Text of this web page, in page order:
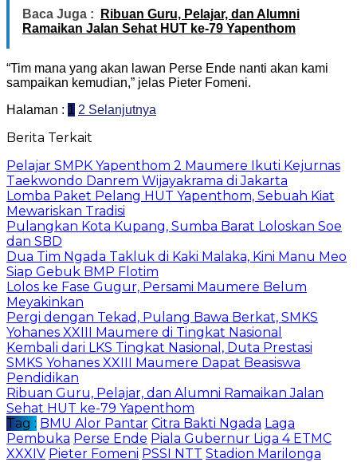
Baca Juga :
Ribuan Guru, Pelajar, dan Alumni
Ramaikan Jalan Sehat HUT ke-79 Yapenthom
“Tim mana yang akan lawan Perse Ende nanti akan kami
sampaikan kemudian,” jelas Pieter Fomeni.
Halaman : 1 2 Selanjutnya
Berita Terkait
Pelajar SMPK Yapenthom 2 Maumere Ikuti Kejurnas
Taekwondo Danrem Wijayakrama di Jakarta
Lomba Paket Pelang HUT Yapenthom, Sebuah Kiat
Mewariskan Tradisi
Pulangkan Kota Kupang, Sumba Barat Loloskan Soe
dan SBD
Dua Tim Ngada Takluk di Kaki Malaka, Kini Manu Meo
Siap Gebuk BMP Flotim
Lolos ke Fase Gugur, Persami Maumere Belum
Meyakinkan
Pergi dengan Tekad, Pulang Bawa Berkat, SMKS
Yohanes XXIII Maumere di Tingkat Nasional
Kembali dari LKS Tingkat Nasional, Duta Prestasi
SMKS Yohanes XXIII Maumere Dapat Beasiswa
Pendidikan
Ribuan Guru, Pelajar, dan Alumni Ramaikan Jalan
Sehat HUT ke-79 Yapenthom
Tag : BMU Alor Pantar Citra Bakti Ngada Laga
Pembuka Perse Ende Piala Gubernur Liga 4 ETMC
XXXIV Pieter Fomeni PSSI NTT Stadion Marilonga